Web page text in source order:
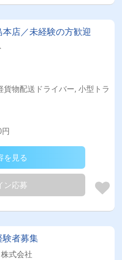
店／未経験の方歓迎
貨物配送ドライバー, 小型トラ
を見る
ン応募
験者募集
式会社